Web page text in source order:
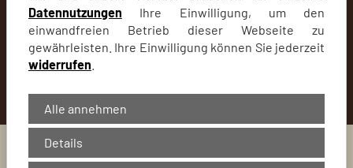
Datennutzungen Ihre Einwilligung, um den
einwandfreien Betrieb dieser Webseite zu
gewährleisten. Ihre Einwilligung können Sie jederzeit
widerrufen
Alle annehmen
Details